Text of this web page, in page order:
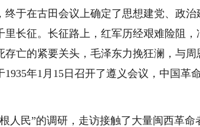
于在古田会议上确定了思想建党、政治
长征。长征路上，红军历经艰难险阻，
亡的紧要关头，毛泽东力挽狂澜，与周
年1月15日召开了遵义会议，中国革
民”的调研，走访接触了大量闽西革命